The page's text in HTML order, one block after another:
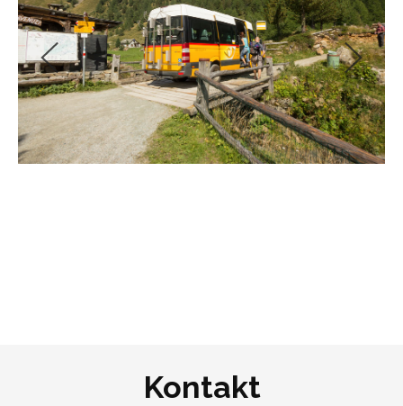
Fahrt mit dem Kleinbus ins Val di Campo,
Mittagessen in den Berghütten Alpe Campo
oder Lungacqua, als Alternative ein
gemütliches Picknick am See; Rückkehr zu
Fuss durch das wunderschöne Val di Campo
Kontakt